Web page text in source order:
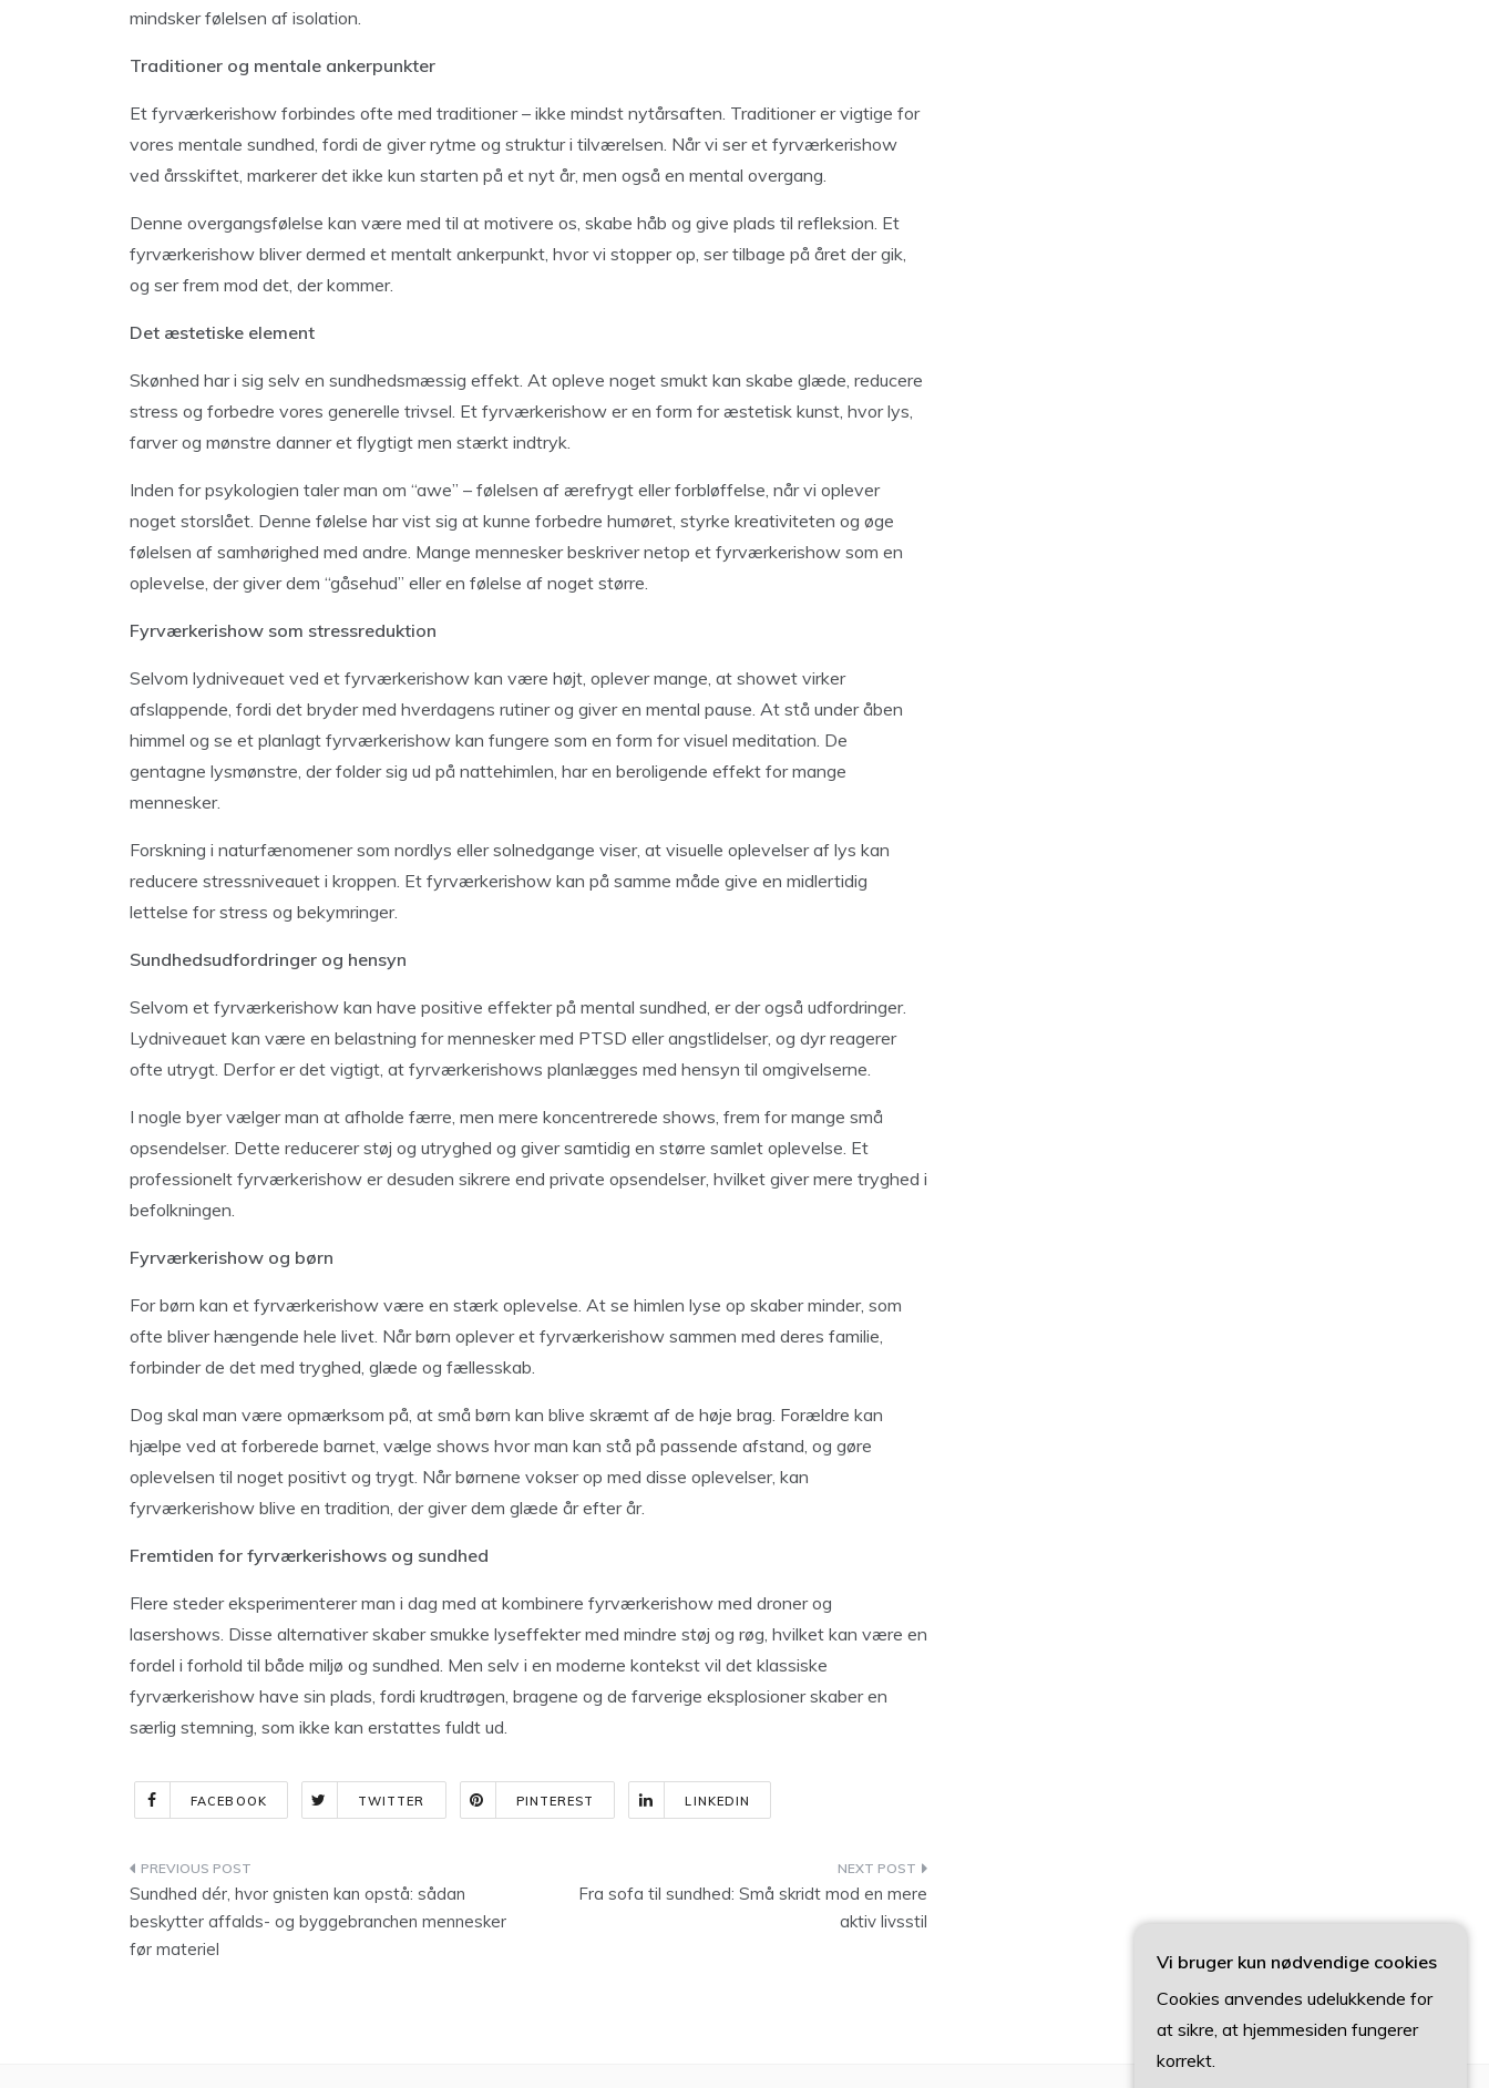
mindsker følelsen af isolation.
Traditioner og mentale ankerpunkter
Et fyrværkerishow forbindes ofte med traditioner – ikke mindst nytårsaften. Traditioner er vigtige for
vores mentale sundhed, fordi de giver rytme og struktur i tilværelsen. Når vi ser et fyrværkerishow
ved årsskiftet, markerer det ikke kun starten på et nyt år, men også en mental overgang.
Denne overgangsfølelse kan være med til at motivere os, skabe håb og give plads til refleksion. Et
fyrværkerishow bliver dermed et mentalt ankerpunkt, hvor vi stopper op, ser tilbage på året der gik,
og ser frem mod det, der kommer.
Det æstetiske element
Skønhed har i sig selv en sundhedsmæssig effekt. At opleve noget smukt kan skabe glæde, reducere
stress og forbedre vores generelle trivsel. Et fyrværkerishow er en form for æstetisk kunst, hvor lys,
farver og mønstre danner et flygtigt men stærkt indtryk.
Inden for psykologien taler man om “awe” – følelsen af ærefrygt eller forbløffelse, når vi oplever
noget storslået. Denne følelse har vist sig at kunne forbedre humøret, styrke kreativiteten og øge
følelsen af samhørighed med andre. Mange mennesker beskriver netop et fyrværkerishow som en
oplevelse, der giver dem “gåsehud” eller en følelse af noget større.
Fyrværkerishow som stressreduktion
Selvom lydniveauet ved et fyrværkerishow kan være højt, oplever mange, at showet virker
afslappende, fordi det bryder med hverdagens rutiner og giver en mental pause. At stå under åben
himmel og se et planlagt fyrværkerishow kan fungere som en form for visuel meditation. De
gentagne lysmønstre, der folder sig ud på nattehimlen, har en beroligende effekt for mange
mennesker.
Forskning i naturfænomener som nordlys eller solnedgange viser, at visuelle oplevelser af lys kan
reducere stressniveauet i kroppen. Et fyrværkerishow kan på samme måde give en midlertidig
lettelse for stress og bekymringer.
Sundhedsudfordringer og hensyn
Selvom et fyrværkerishow kan have positive effekter på mental sundhed, er der også udfordringer.
Lydniveauet kan være en belastning for mennesker med PTSD eller angstlidelser, og dyr reagerer
ofte utrygt. Derfor er det vigtigt, at fyrværkerishows planlægges med hensyn til omgivelserne.
I nogle byer vælger man at afholde færre, men mere koncentrerede shows, frem for mange små
opsendelser. Dette reducerer støj og utryghed og giver samtidig en større samlet oplevelse. Et
professionelt fyrværkerishow er desuden sikrere end private opsendelser, hvilket giver mere tryghed i
befolkningen.
Fyrværkerishow og børn
For børn kan et fyrværkerishow være en stærk oplevelse. At se himlen lyse op skaber minder, som
ofte bliver hængende hele livet. Når børn oplever et fyrværkerishow sammen med deres familie,
forbinder de det med tryghed, glæde og fællesskab.
Dog skal man være opmærksom på, at små børn kan blive skræmt af de høje brag. Forældre kan
hjælpe ved at forberede barnet, vælge shows hvor man kan stå på passende afstand, og gøre
oplevelsen til noget positivt og trygt. Når børnene vokser op med disse oplevelser, kan
fyrværkerishow blive en tradition, der giver dem glæde år efter år.
Fremtiden for fyrværkerishows og sundhed
Flere steder eksperimenterer man i dag med at kombinere fyrværkerishow med droner og
lasershows. Disse alternativer skaber smukke lyseffekter med mindre støj og røg, hvilket kan være en
fordel i forhold til både miljø og sundhed. Men selv i en moderne kontekst vil det klassiske
fyrværkerishow have sin plads, fordi krudtrøgen, bragene og de farverige eksplosioner skaber en
særlig stemning, som ikke kan erstattes fuldt ud.
FACEBOOK TWITTER PINTEREST LINKEDIN
Indlægsnavigation
Sundhed dér, hvor gnisten kan opstå: sådan
beskytter affalds- og byggebranchen mennesker
før materiel
Fra sofa til sundhed: Små skridt mod en mere
aktiv livsstil
Vi bruger kun nødvendige cookies
Cookies anvendes udelukkende for
at sikre, at hjemmesiden fungerer
korrekt.